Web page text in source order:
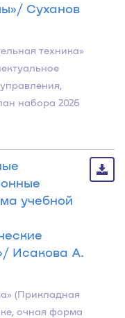
Суханов
техника»
набора 2026
учебной
Исакова А.
(Прикладная
очная форма